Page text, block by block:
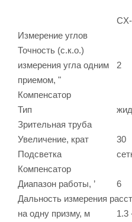
Измерение углов
Точность (с.к.о.)
измерения угла одним
приемом, "
2
Компенсатор
Тип
Зрительная труба
Увеличение, крат
30
Подсветка
Компенсатор
Диапазон работы, ’
6
Дальность измерения
на одну призму, м
1.3